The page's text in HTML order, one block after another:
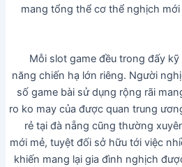
mang tổng thể cơ thể nghịch
Mỗi slot game đều trong đấy
năng chiến hạ lớn riêng. Người
số game bài sử dụng rộng rãi
ro ko may của được quan trung
rẻ tại đà nẵng cũng thường
mới mẻ, tuyệt đối sở hữu tới việc
khiến mang lại gia đình nghịch